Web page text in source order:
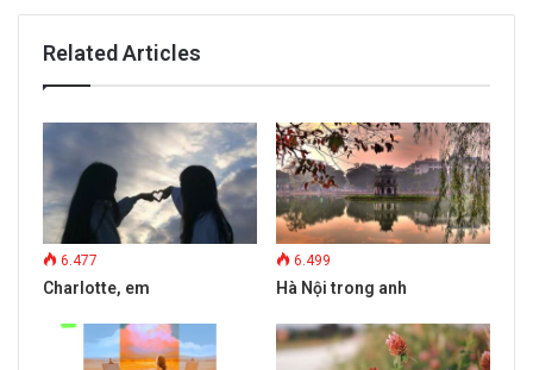
Related Articles
6.477
Charlotte, em
6.499
Hà Nội trong anh